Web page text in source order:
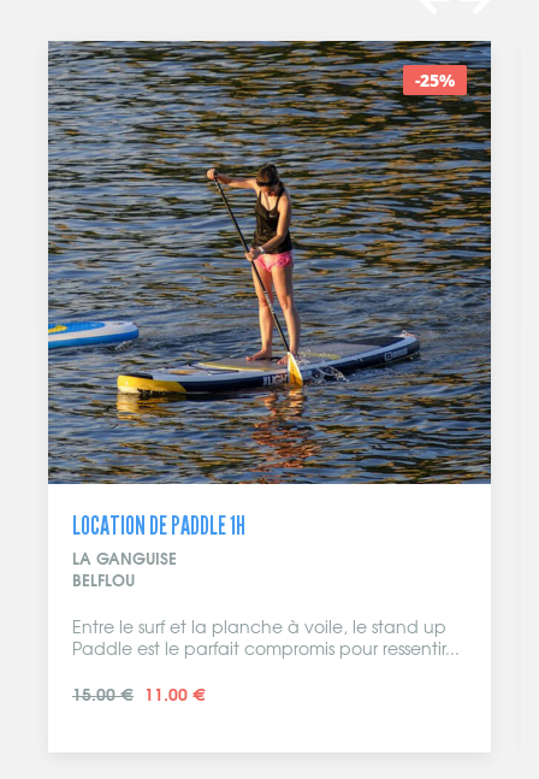
-25%
LOCATION DE PADDLE 1H
LA GANGUISE
BELFLOU
Entre le surf et la planche à voile, le stand up
Paddle est le parfait compromis pour ressentir...
15.00 € 11.00 €